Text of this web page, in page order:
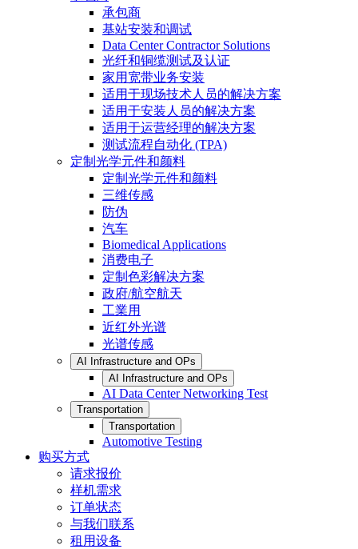
承包商
基站安装和调试
Data Center Contractor Solutions
光纤和铜缆测试及认证
家用宽带业务安装
适用于现场技术人员的解决方案
适用于安装人员的解决方案
适用于运营经理的解决方案
测试流程自动化 (TPA)
定制光学元件和颜料
定制光学元件和颜料
三维传感
防伪
汽车
Biomedical Applications
消费电子
定制色彩解决方案
政府/航空航天
工業用
近红外光谱
光谱传感
AI Infrastructure and OPs
AI Infrastructure and OPs
AI Data Center Networking Test
Transportation
Transportation
Automotive Testing
购买方式
请求报价
样机需求
订单状态
与我们联系
租用设备